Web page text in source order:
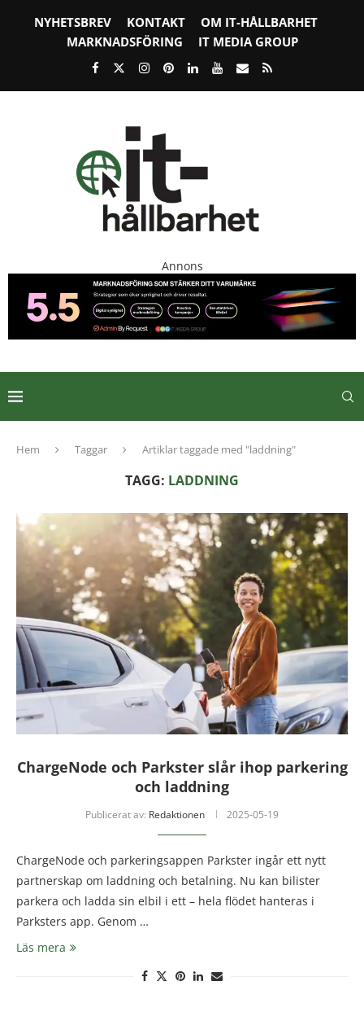
NYHETSBREV KONTAKT
OM IT-HÅLLBARHET
MARKNADSFÖRING
IT MEDIA GROUP
Annons
Hem Taggar Artiklar taggade med "laddning"
TAGG: LADDNING
ChargeNode och Parkster slår ihop parkering
och laddning
Publicerat av: Redaktionen 2025-05-19
ChargeNode och parkeringsappen Parkster ingår ett nytt
partnerskap om laddning och betalning. Nu kan bilister
parkera och ladda sin elbil i ett – hela flödet hanteras i
Parksters app. Genom …
Läs mera